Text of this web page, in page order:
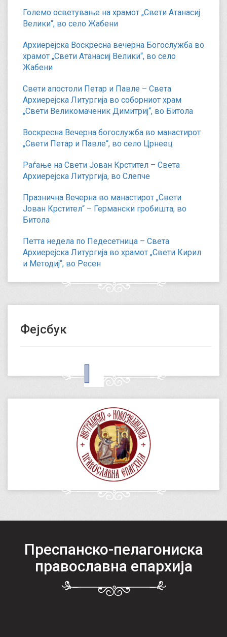
Големо осветување на храмот „Свети Атанасиј
Велики“, во село Жабени
Архиерејска Воскресна вечерна Богослужба во
храмот „Свети Атанасиј Велики“, во село
Жабени
Свети апостоли Петар и Павле – Света
Архиерејска Литургија во соборниот храм
„Свети Великомаченик Димитриј“, во Битола
Воскресна Вечерна богослужба во манастирот
„Свети Петар и Павле“, во село Црнеец
Раѓање на Свети Јован Крстител – Света
Архиерејска Литургија, во Слепче
Празнична Вечерна во манастирот „Свети
Јован Крстител“ – Германски гробишта, во
Битола
Петта недела по Педесетница – Света
Архиерејска Литургија во храмот „Свети Кирил
и Методиј“, во Ресен
Фејсбук
Преспанско-пелагониска
православна епархија